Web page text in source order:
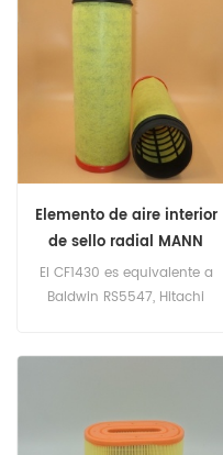
Elemento de aire interior
de sello radial MANN
CF1430
El CF1430 es equivalente a
Baldwin RS5547, Hitachi
aire Marca: MANN